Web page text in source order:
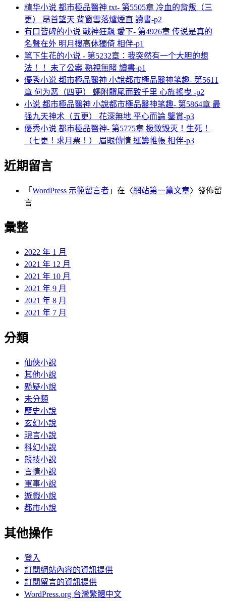
精华小说 都市極品醫神 txt- 第5505章 冷血的背叛（三
更） 昂首望天 背窗雪落爐煙直 讀書-p2
有口皆碑的小说 戰神狂飆 愛下- 第4926章 传说是真的
名聲在外 明月樓高休獨倚 相伴-p1
笔下生花的小说 - 第5232章：我突然有一个大胆的想
法！！ 未了公案 熟視無睹 讀書-p1
優秀小说 都市極品醫神 小說都市極品醫神笔趣- 第5611
章 何为恶（四更） 蠅附驥尾而致千里 心旌搖曳 -p2
小说 都市極品醫神 小說都市極品醫神笔趣- 第5864章 最
强九天神术（五更） 花深無地 平心而論 鑒賞-p3
優秀小说 都市極品醫神- 第5775章 极致毁灭！生死！
（七更！求月票！） 眉眼傳情 運籌帷帳 相伴-p3
近期留言
「 WordPress 示範留言者 」在〈網站第一篇文章〉發佈留
言
彙整
2022 年 1 月
2021 年 12 月
2021 年 10 月
2021 年 9 月
2021 年 8 月
2021 年 7 月
分類
仙俠小說
其他小說
懸疑小說
未分類
歷史小說
玄幻小說
現言小說
科幻小說
競技小說
言情小說
軍事小說
遊戲小說
都市小說
其他操作
登入
訂閱網站內容的資訊提供
訂閱留言的資訊提供
WordPress.org 台灣繁體中文